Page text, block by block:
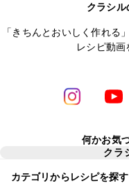
クラシル
「きちんとおいしく作れる
レシピ動画
何かお気
クラ
カテゴリからレシピを探す